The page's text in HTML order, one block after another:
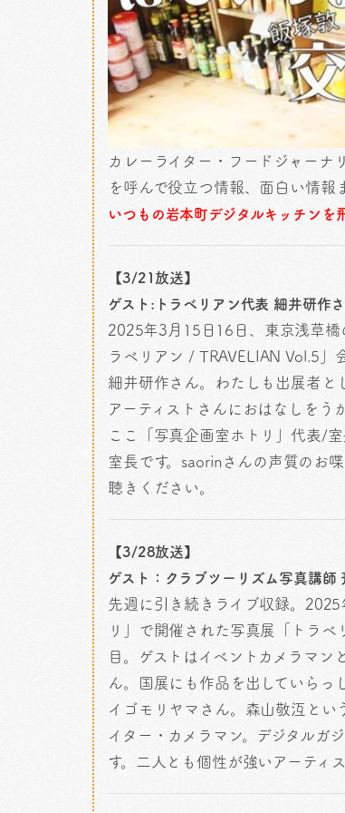
カレーライター・フードジャーナ
を呼んで役立つ情報、面白い情報
いつもの岩本町デジタルキッチンを
【3/21放送】
ゲスト:トラベリアン代表 細井研作
2025年3月15日16日、東京浅草橋
ラベリアン / TRAVELIAN Vol.5」
細井研作さん。わたしも出展者と
アーティストさんにおはなしをう
ここ「写真企画室ホトリ」代表/
室長です。saorinさんの声質のお
聴きください。
【3/28放送】
ゲスト：クラブツーリズム写真講
先週に引き続きライブ収録。
リ」で開催された写真展「トラ
目。ゲストはイベントカメラマン
ん。国展にも作品を出していらっ
イゴモリヤマさん。森山敬沍とい
イター・カメラマン。デジタルガ
す。二人とも個性が強いアーティ